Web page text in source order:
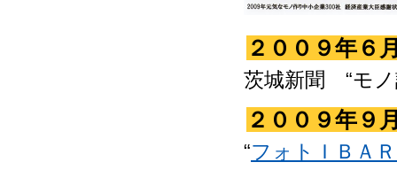
２００９年６
茨城新聞 “モノ
２００９年９
“フォトＩＢＡ